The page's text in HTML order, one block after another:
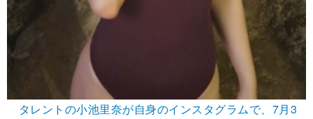
タレントの小池里奈が自身のインスタグラムで、7月3